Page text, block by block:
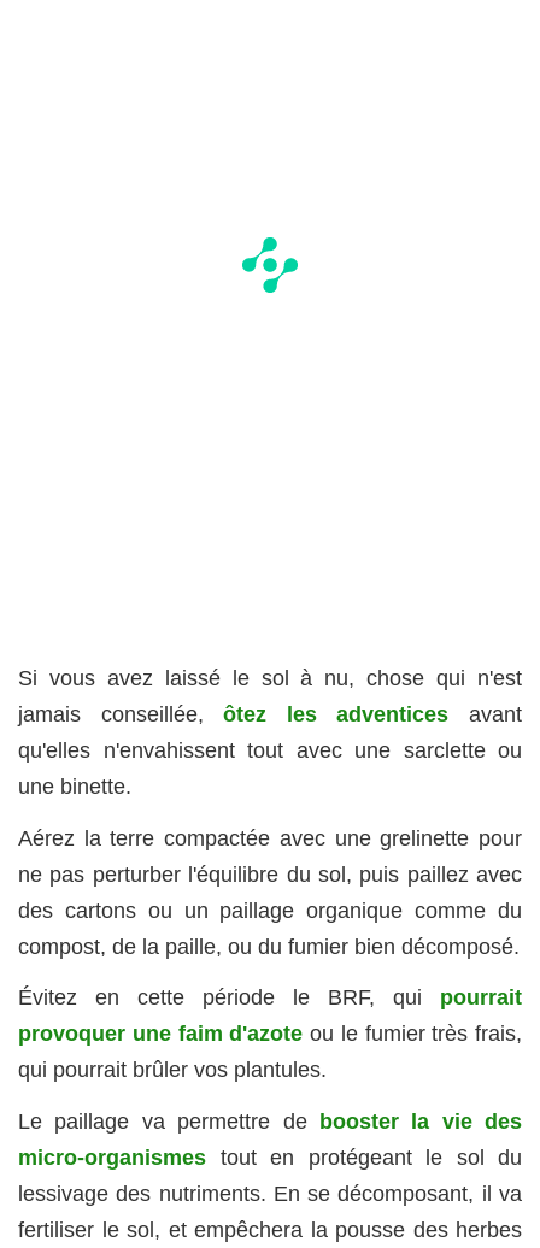
Si vous avez laissé le sol à nu, chose qui n'est
jamais conseillée,ôtez les adventices avant
qu'elles n'envahissent tout avec une sarclette ou
une binette.
Aérez la terre compactée avec une grelinette pour
ne pas perturber l'équilibre du sol, puis paillez avec
des cartons ou un paillage organique comme du
compost, de la paille, ou du fumier bien décomposé.
Évitez en cette période le BRF, qui pourrait
provoquer une faim d'azote ou le fumier très frais,
qui pourrait brûler vos plantules.
Le paillage va permettre de
booster la vie des
micro-organismes tout en protégeant le sol du
lessivage des nutriments. En se décomposant, il va
fertiliser le sol, et empêchera la pousse des herbes